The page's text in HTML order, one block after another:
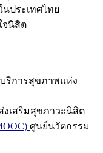
ประเทศไทย
จนิสิต
ริการสุขภาพแห่ง
งเสริมสุขภาวะนิสิต
ศูนย์นวัตกรรม